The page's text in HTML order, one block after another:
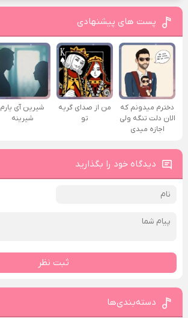
پست های پیشنهادی
دخترم میدونم که
الان دلت تنگه ولی
اجازه میدی
من از صدای گريه
تو
شیرین آی یارم
شیرینه
دیدگاه خود را بگذارید
ثبت نظر
دسته‌بندی‌ها